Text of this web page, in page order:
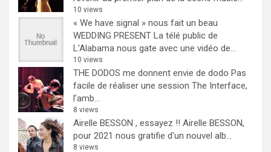
10 views
« We have signal » nous fait un beau
WEDDING PRESENT La télé public de
L'Alabama nous gate avec une vidéo de...
10 views
THE DODOS me donnent envie de dodo Pas
facile de réaliser une session The Interface,
l'amb...
8 views
Airelle BESSON , essayez !! Airelle BESSON,
pour 2021 nous gratifie d'un nouvel alb...
8 views